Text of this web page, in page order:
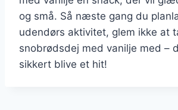
og små. Så næste gang du
udendørs aktivitet, glem ikke at
snobrødsdej med vanilje med –
sikkert blive et hit!